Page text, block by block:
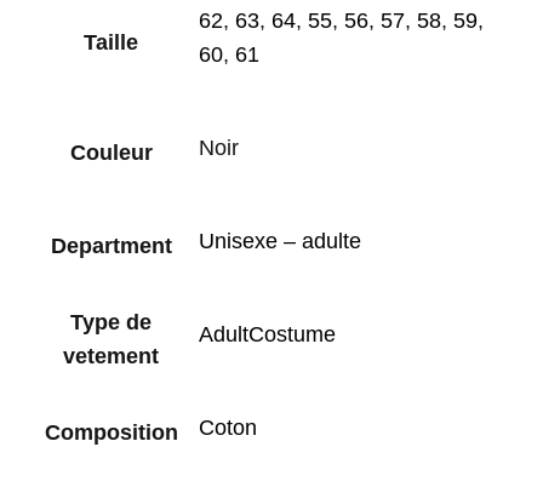
Taille
62, 63, 64, 55, 56, 57, 58, 59,
60, 61
Couleur Noir
Department Unisexe – adulte
Type de
vetement
AdultCostume
Composition Coton